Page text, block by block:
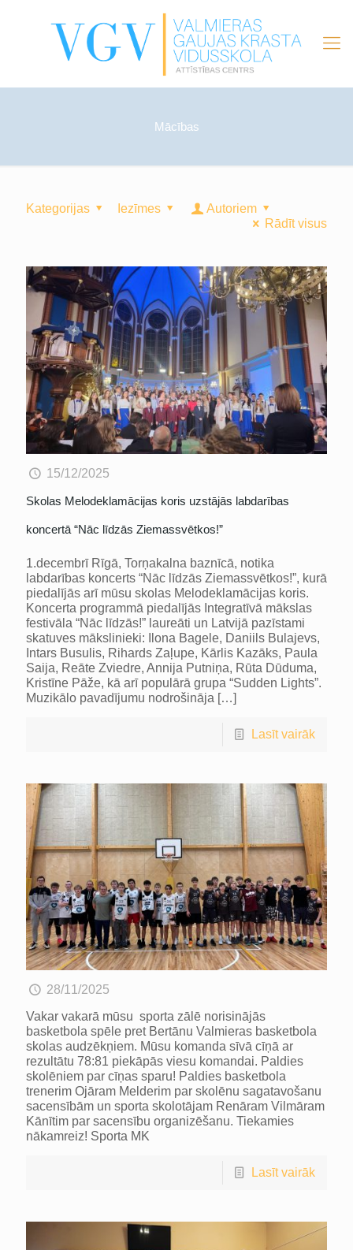
Mācības
Kategorijas Iezīmes
Autoriem
Rādīt visus
15/12/2025
Skolas Melodeklamācijas koris uzstājās labdarības
koncertā “Nāc līdzās Ziemassvētkos!”
1.decembrī Rīgā, Torņakalna baznīcā, notika
labdarības koncerts “Nāc līdzās Ziemassvētkos!”, kurā
piedalījās arī mūsu skolas Melodeklamācijas koris.
Koncerta programmā piedalījās Integratīvā mākslas
festivāla “Nāc līdzās!” laureāti un Latvijā pazīstami
skatuves mākslinieki: Ilona Bagele, Daniils Bulajevs,
Intars Busulis, Rihards Zaļupe, Kārlis Kazāks, Paula
Saija, Reāte Zviedre, Annija Putniņa, Rūta Dūduma,
Kristīne Pāže, kā arī populārā grupa “Sudden Lights”.
Muzikālo pavadījumu nodrošināja […]
Lasīt vairāk
28/11/2025
Vakar vakarā mūsu sporta zālē norisinājās
basketbola spēle pret Bertānu Valmieras basketbola
skolas audzēkņiem. Mūsu komanda sīvā cīņā ar
rezultātu 78:81 piekāpās viesu komandai. Paldies
skolēniem par cīņas sparu! Paldies basketbola
trenerim Ojāram Melderim par skolēnu sagatavošanu
sacensībām un sporta skolotājam Renāram Vilmāram
Kānītim par sacensību organizēšanu. Tiekamies
nākamreiz! Sporta MK
Lasīt vairāk